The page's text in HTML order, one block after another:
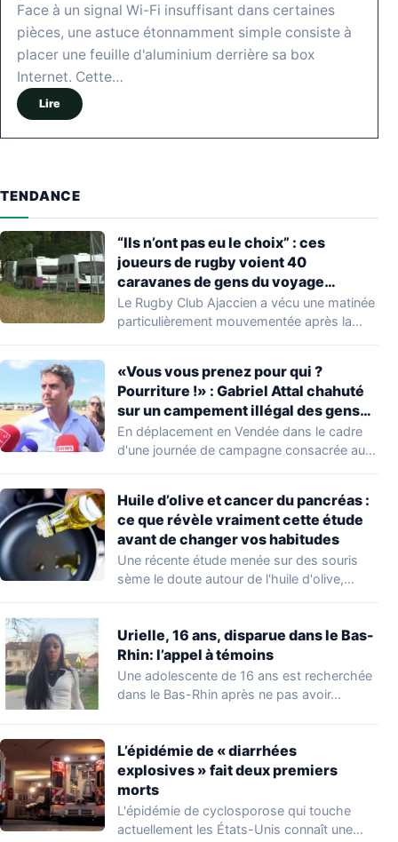
Face à un signal Wi-Fi insuffisant dans certaines
pièces, une astuce étonnamment simple consiste à
placer une feuille d'aluminium derrière sa box
Internet. Cette…
Lire
TENDANCE
“Ils n’ont pas eu le choix” : ces
joueurs de rugby voient 40
caravanes de gens du voyage
s’installer dans leur stade, ils les
délogent en moins d’1 heure
Le Rugby Club Ajaccien a vécu une matinée
particulièrement mouvementée après la
«Vous vous prenez pour qui ?
Pourriture !» : Gabriel Attal chahuté
sur un campement illégal des gens
du voyage
En déplacement en Vendée dans le cadre
d'une journée de campagne consacrée aux
Huile d’olive et cancer du pancréas :
ce que révèle vraiment cette étude
avant de changer vos habitudes
Une récente étude menée sur des souris
sème le doute autour de l'huile d'olive,…
Urielle, 16 ans, disparue dans le Bas-
Rhin: l’appel à témoins
Une adolescente de 16 ans est recherchée
dans le Bas-Rhin après ne pas avoir…
L’épidémie de « diarrhées
explosives » fait deux premiers
morts
L'épidémie de cyclosporose qui touche
actuellement les États-Unis connaît une